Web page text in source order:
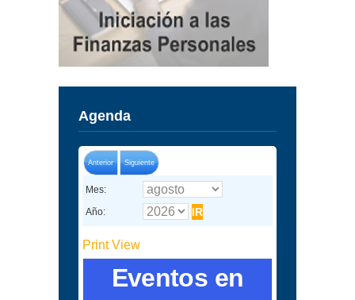
Agenda
Anterior Siguiente
Mes:
Año:
PrintView
Eventos en